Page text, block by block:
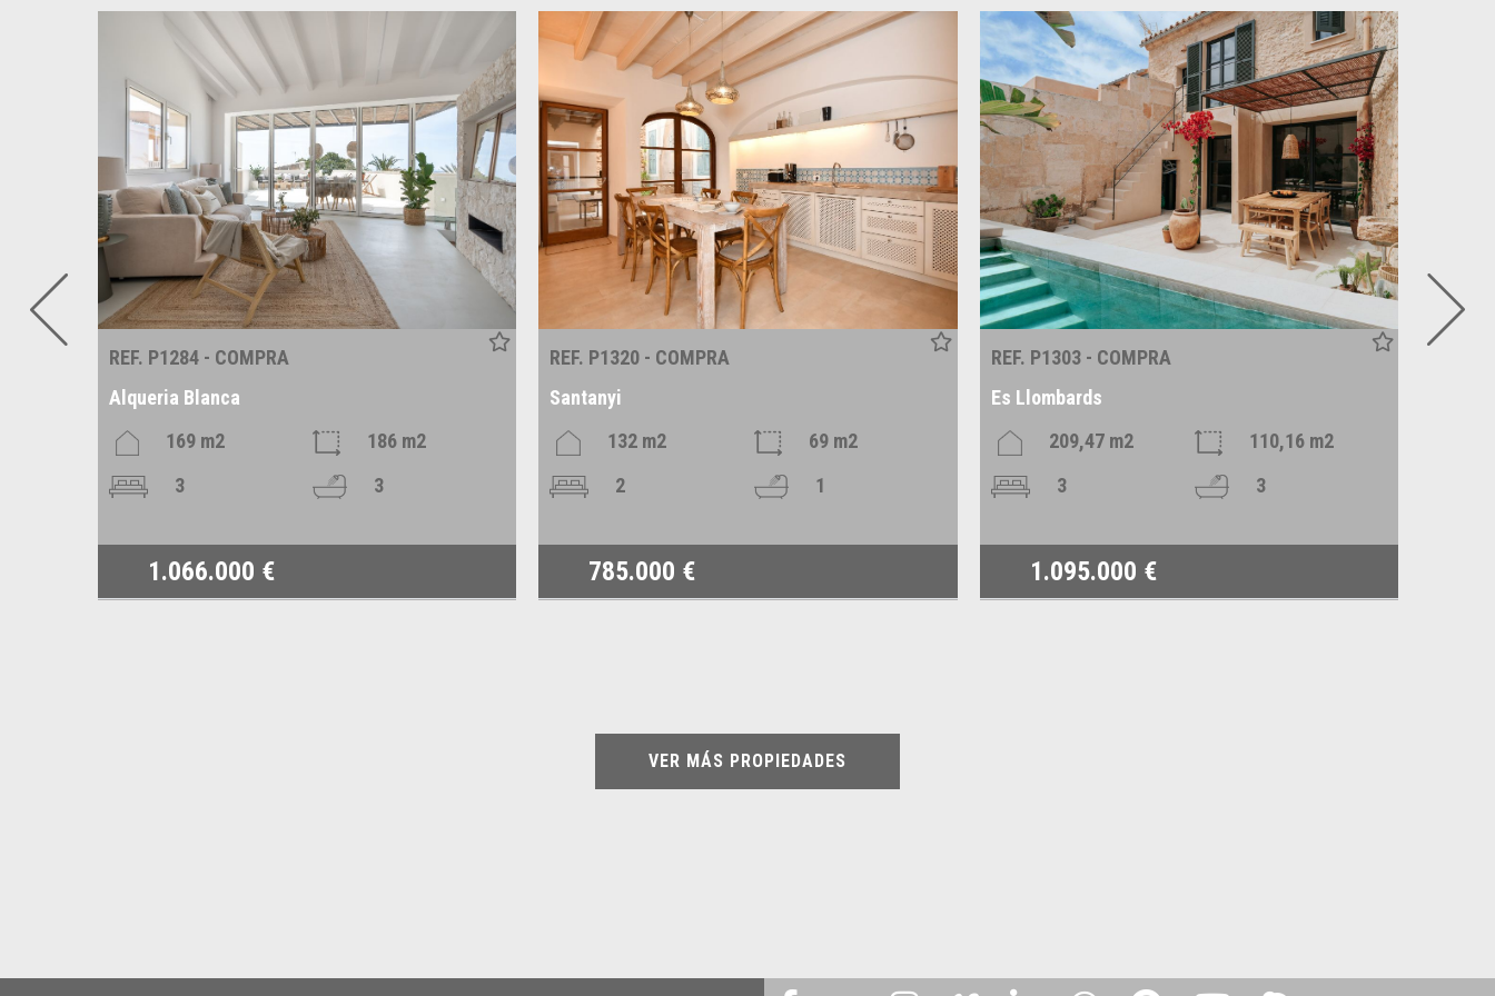
REF. P1284 - COMPRA
Alqueria Blanca
169 m2
186 m2
3
3
1.066.000 €
REF. P1320 - COMPRA
Santanyi
132 m2
69 m2
2
1
785.000 €
REF. P1303 - COMPRA
Es Llombards
209,47 m2
110,16 m2
3
3
1.095.000 €
VER MÁS PROPIEDADES